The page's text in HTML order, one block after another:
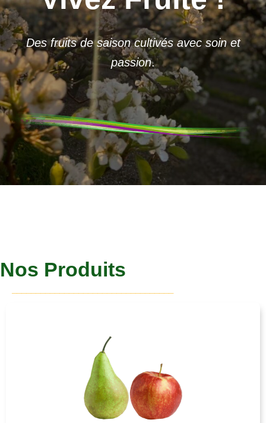
Des fruits de saison cultivés avec soin et
passion.
Nos Produits